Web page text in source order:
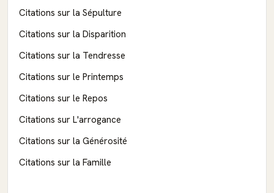
Citations sur la Sépulture
Citations sur la Disparition
Citations sur la Tendresse
Citations sur le Printemps
Citations sur le Repos
Citations sur L'arrogance
Citations sur la Générosité
Citations sur la Famille